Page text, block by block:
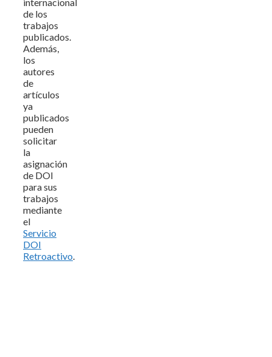
de los
trabajos
publicados.
Además,
los
autores
de
artículos
ya
publicados
pueden
solicitar
la
asignación
de DOI
para sus
trabajos
mediante
el
Servicio
DOI
Retroactivo.